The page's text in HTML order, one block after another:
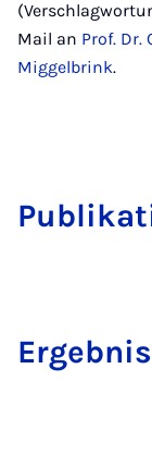
Mail an Prof.
Miggelbrink.